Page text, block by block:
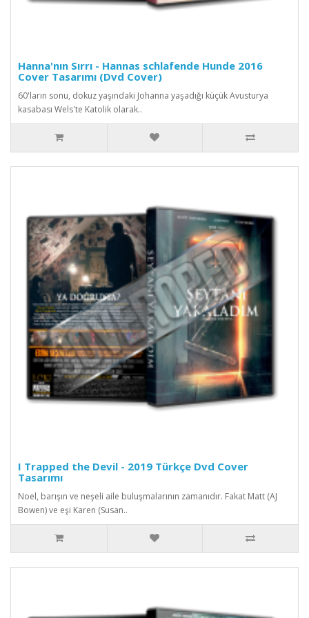
Hanna'nın Sırrı - Hannas schlafende Hunde 2016
Cover Tasarımı (Dvd Cover)
60'ların sonu, dokuz yaşındaki Johanna yaşadığı küçük Avusturya
kasabası Wels'te Katolik olarak..
I Trapped the Devil - 2019 Türkçe Dvd Cover
Tasarımı
Noel, barışın ve neşeli aile buluşmalarının zamanıdır. Fakat Matt (AJ
Bowen) ve eşi Karen (Susan..